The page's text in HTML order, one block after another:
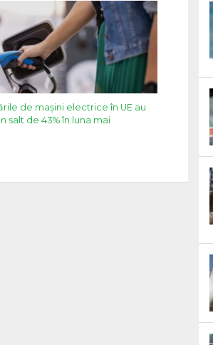
de mașini electrice în UE au
salt de 43% în luna mai